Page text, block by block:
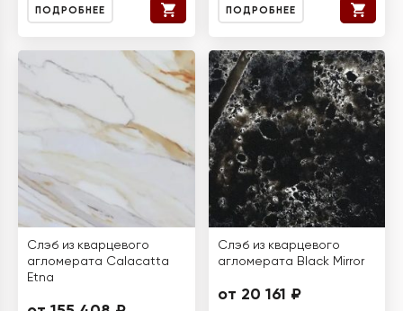
ПОДРОБНЕЕ ПОДРОБНЕЕ
Слэб из кварцевого
агломерата Calacatta
Etna
Слэб из кварцевого
агломерата Black Mirror
от 20 161 ₽